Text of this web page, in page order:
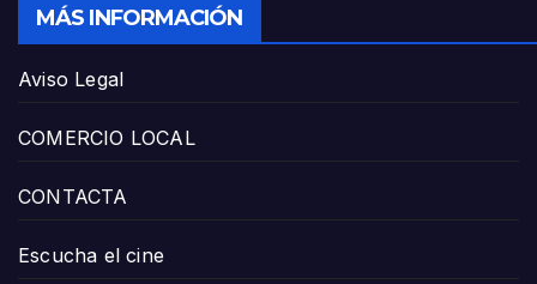
MÁS INFORMACIÓN
Aviso Legal
COMERCIO LOCAL
CONTACTA
Escucha el cine